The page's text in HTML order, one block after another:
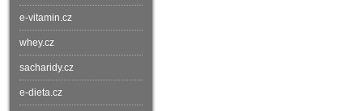
e-vitamin.cz
whey.cz
sacharidy.cz
e-dieta.cz